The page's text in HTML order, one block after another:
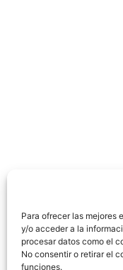
Para ofrecer las mejores
y/o acceder a la
procesar datos como el
No consentir o retirar el
funciones.